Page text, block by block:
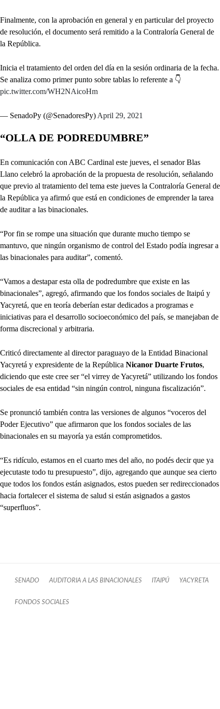
Finalmente, con la aprobación en general y en particular del proyecto
de resolución, el documento será remitido a la Contraloría General de
la República.
Inicia el tratamiento del orden del día en la sesión ordinaria de la fecha.
Se analiza como primer punto sobre tablas lo referente a 👇
pic.twitter.com/WH2NAicoHm
— SenadoPy (@SenadoresPy) April 29, 2021
“OLLA DE PODREDUMBRE”
En comunicación con ABC Cardinal este jueves, el senador Blas
Llano celebró la aprobación de la propuesta de resolución, señalando
que previo al tratamiento del tema este jueves la Contraloría General de
la República ya afirmó que está en condiciones de emprender la tarea
de auditar a las binacionales.
“Por fin se rompe una situación que durante mucho tiempo se
mantuvo, que ningún organismo de control del Estado podía ingresar a
las binacionales para auditar”, comentó.
“Vamos a destapar esta olla de podredumbre que existe en las
binacionales”, agregó, afirmando que los fondos sociales de Itaipú y
Yacyretá, que en teoría deberían estar dedicados a programas e
iniciativas para el desarrollo socioeconómico del país, se manejaban de
forma discrecional y arbitraria.
Criticó directamente al director paraguayo de la Entidad Binacional
Yacyretá y expresidente de la República Nicanor Duarte Frutos,
diciendo que este cree ser “el virrey de Yacyretá” utilizando los fondos
sociales de esa entidad “sin ningún control, ninguna fiscalización”.
Se pronunció también contra las versiones de algunos “voceros del
Poder Ejecutivo” que afirmaron que los fondos sociales de las
binacionales en su mayoría ya están comprometidos.
“Es ridículo, estamos en el cuarto mes del año, no podés decir que ya
ejecutaste todo tu presupuesto”, dijo, agregando que aunque sea cierto
que todos los fondos están asignados, estos pueden ser redireccionados
hacia fortalecer el sistema de salud si están asignados a gastos
“superfluos”.
SENADO AUDITORIA A LAS BINACIONALES ITAIPÚ YACYRETA
FONDOS SOCIALES